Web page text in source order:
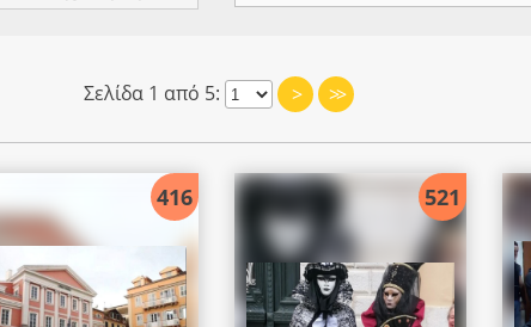
Σελίδα 1 από 5: > >>
416 521